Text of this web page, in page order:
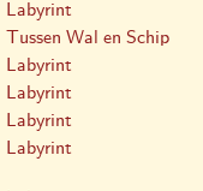
Labyrint
Tussen Wal en Schip
Labyrint
Labyrint
Labyrint
Labyrint